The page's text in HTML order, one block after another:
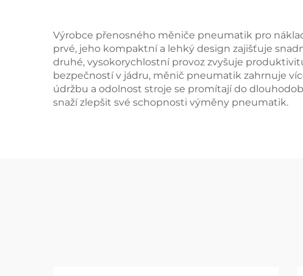
Výrobce přenosného měniče pneumatik pro
prvé, jeho kompaktní a lehký design zajišťuje
druhé, vysokorychlostní provoz zvyšuje
bezpečností v jádru, měnič pneumatik zahrnuje
údržbu a odolnost stroje se promítají do
snaží zlepšit své schopnosti výměny pneumatik.